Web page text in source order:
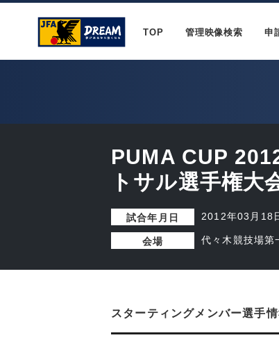
TOP 管理映像検索 申
PUMA CUP
トサル選手権大
試合年月日 2012年03月18
会場 代々木競技場第
スターティングメンバー選手情